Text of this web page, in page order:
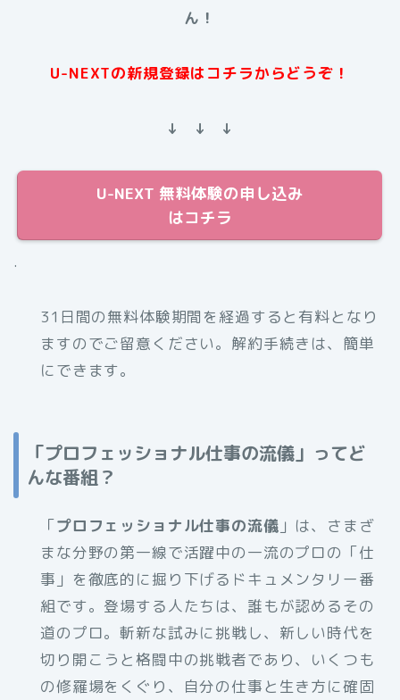
ん！
U-NEXTの新規登録はコチラからどうぞ！
↓ ↓ ↓
U-NEXT 無料体験の申し込み
はコチラ
.
31日間の無料体験期間を経過すると有料となり
ますのでご留意ください。解約手続きは、簡単
にできます。
「プロフェッショナル仕事の流儀」ってど
んな番組？
「プロフェッショナル仕事の流儀 」は、さまざ
まな分野の第一線で活躍中の一流のプロの「仕
事」を徹底的に掘り下げるドキュメンタリー番
組です。登場する人たちは、誰もが認めるその
道のプロ。斬新な試みに挑戦し、新しい時代を
切り開こうと格闘中の挑戦者であり、いくつも
の修羅場をくぐり、自分の仕事と生き方に確固